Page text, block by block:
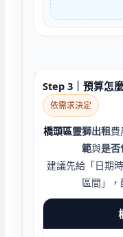
Step 3｜預算怎
依需求決定
橋頭區靈獅出租費
範與是否
建議先給「日期
區間」，